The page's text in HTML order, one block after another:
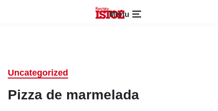
Menu
Uncategorized
Pizza de marmelada